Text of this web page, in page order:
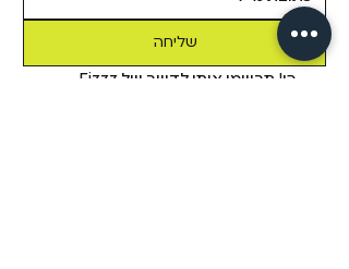
שליחה